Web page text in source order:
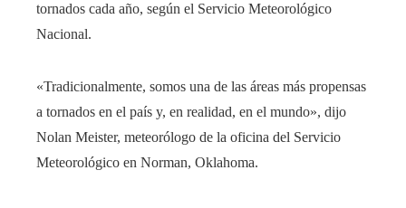
tornados cada año, según el Servicio Meteorológico
Nacional.
«Tradicionalmente, somos una de las áreas más propensas
a tornados en el país y, en realidad, en el mundo», dijo
Nolan Meister, meteorólogo de la oficina del Servicio
Meteorológico en Norman, Oklahoma.